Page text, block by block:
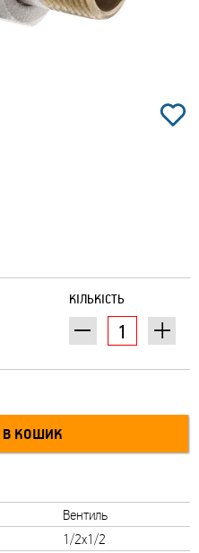
КІЛЬКІСТЬ
Вентиль
1/2x1/2